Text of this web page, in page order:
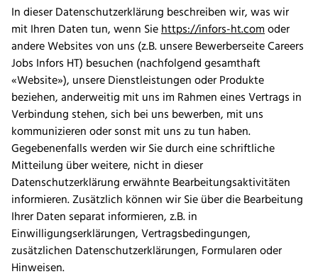
In dieser Datenschutzerklärung beschreiben wir, was wir
mit Ihren Daten tun, wenn Siehttps://infors-ht.comoder
andere Websites von uns (z.B. unsere Bewerberseite Careers
Jobs Infors HT) besuchen (nachfolgend gesamthaft
«Website»), unsere Dienstleistungen oder Produkte
beziehen, anderweitig mit uns im Rahmen eines Vertrags in
Verbindung stehen, sich bei uns bewerben, mit uns
kommunizieren oder sonst mit uns zu tun haben.
Gegebenenfalls werden wir Sie durch eine schriftliche
Mitteilung über weitere, nicht in dieser
Datenschutzerklärung erwähnte Bearbeitungsaktivitäten
informieren. Zusätzlich können wir Sie über die Bearbeitung
Ihrer Daten separat informieren, z.B. in
Einwilligungserklärungen, Vertragsbedingungen,
zusätzlichen Datenschutzerklärungen, Formularen oder
Hinweisen.